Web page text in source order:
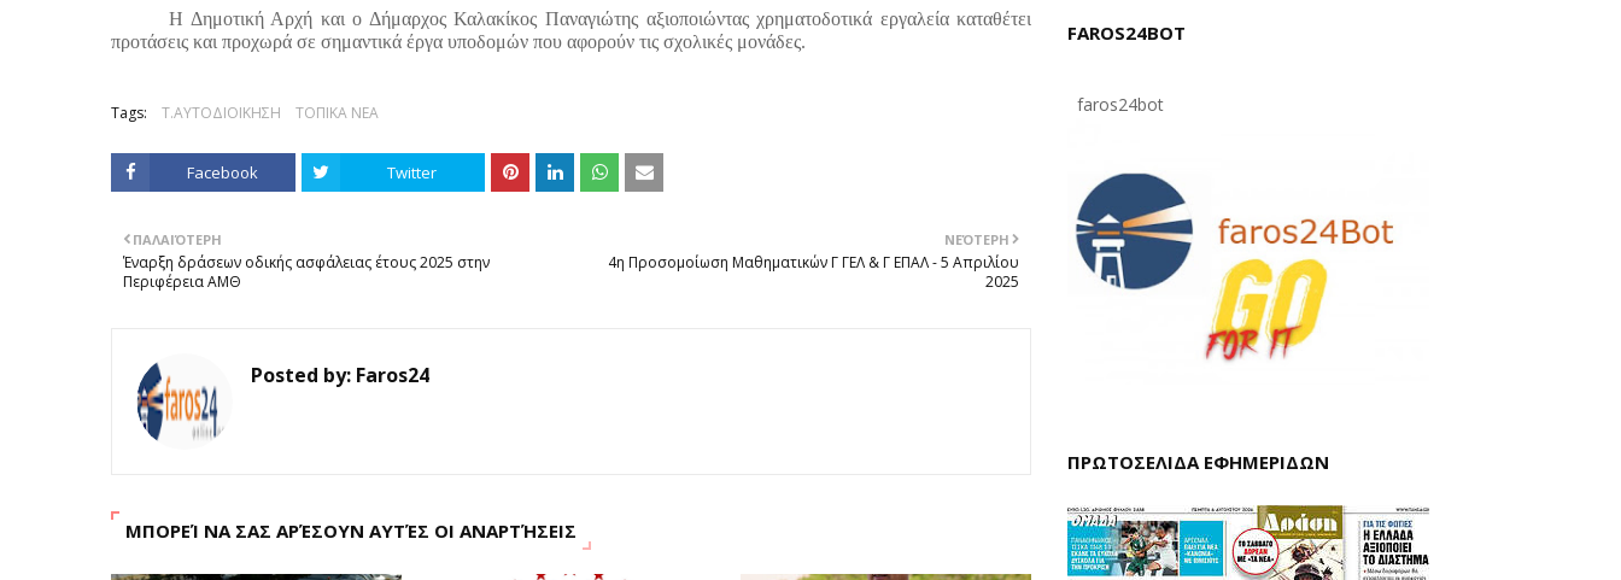
Η Δημοτική Αρχή και ο Δήμαρχος Καλακίκος Παναγιώτης αξιοποιώντας χρηματοδοτικά εργαλεία καταθέτει
προτάσεις και προχωρά σε σημαντικά έργα υποδομών που αφορούν τις σχολικές μονάδες.
Tags: Τ.ΑΥΤΟΔΙΟΙΚΗΣΗ ΤΟΠΙΚΑ ΝΕΑ
Facebook Twitter
ΝΕΌΤΕΡΗ
4η Προσομοίωση Μαθηματικών Γ ΓΕΛ & Γ ΕΠΑΛ - 5 Απριλίου
2025
ΠΑΛΑΙΌΤΕΡΗ
Έναρξη δράσεων οδικής ασφάλειας έτους 2025 στην
Περιφέρεια ΑΜΘ
Posted by: Faros24
ΜΠΟΡΕΊ ΝΑ ΣΑΣ ΑΡΈΣΟΥΝ ΑΥΤΈΣ ΟΙ ΑΝΑΡΤΉΣΕΙΣ
FAROS24BOT
faros24bot
ΠΡΩΤΟΣΕΛΙΔΑ ΕΦΗΜΕΡΙΔΩΝ